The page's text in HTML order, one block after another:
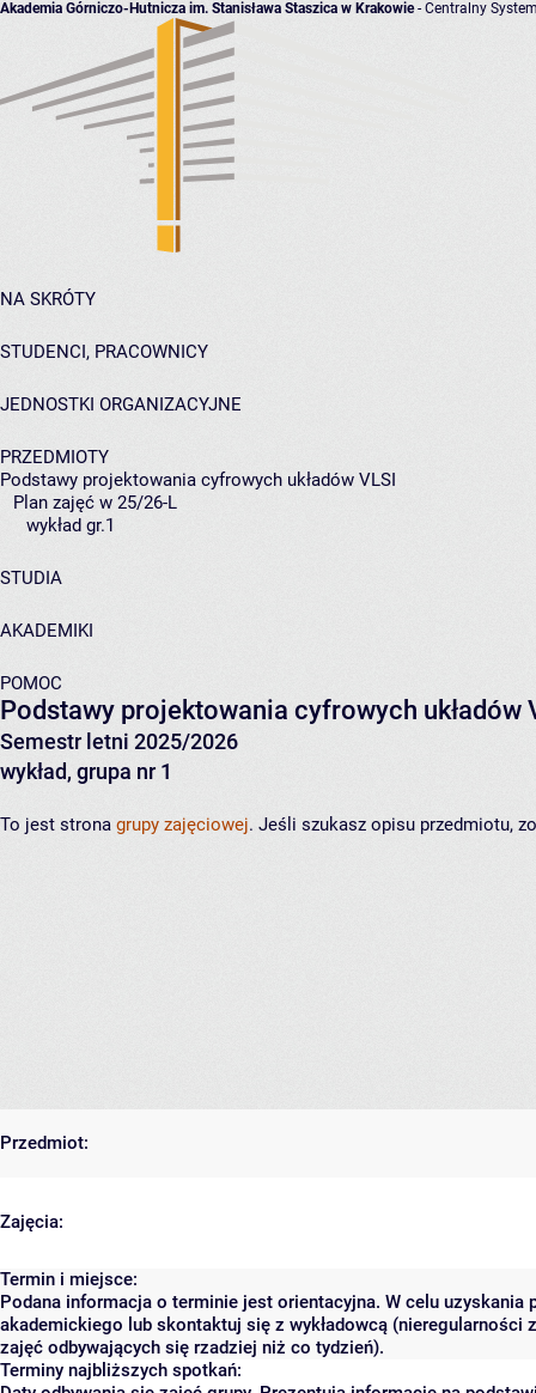
Akademia Górniczo-Hutnicza im. Stanisława Staszica w Krakowie- Centralny
NA SKRÓTY
STUDENCI, PRACOWNICY
JEDNOSTKI ORGANIZACYJNE
PRZEDMIOTY
Podstawy projektowania cyfrowych układów VLSI
Plan zajęć w 25/26-L
wykład gr.1
STUDIA
AKADEMIKI
POMOC
Podstawy projektowania cyfrowych układów
Semestr letni 2025/2026
wykład, grupa nr 1
To jest strona grupy zajęciowej. Jeśli szukasz opisu przedmiotu,
Przedmiot:
Zajęcia:
Termin i miejsce:
Podana informacja o terminie jest orientacyjna. W celu
akademickiego lub skontaktuj się z wykładowcą (nieregularności
zajęć odbywających się rzadziej niż co tydzień).
Terminy najbliższych spotkań: